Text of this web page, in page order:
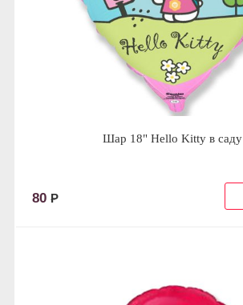
Шар 18" Hello Kitty в саду
80 Р